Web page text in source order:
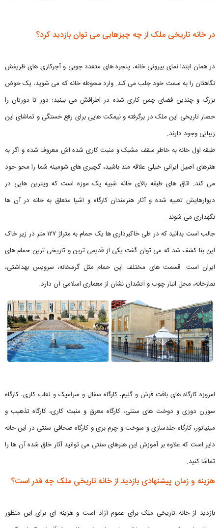
در خانه تاریخی ملک از چه چیزهایی می توان بازدید کرد؟
در همان ابتدا نمای بیرونی خانه، پنجره های متعدد چوبی و آجرکاری های ظریفش
نگاهتان را به سمت خود جلب می کند. وارد محوطه خانه که می شوید، یک حوض
بزرگ و چندین فضای چمن کاری شده در اطرافش می بینید؛ دور تا دورتان را
حصار تاریخی این ملک در برگرفته و نیمکت هایی برای رفع خستگی و تماشای این
زیبایی وجود دارند.
طبقه اول خانه به خاطر سقف مشبک و منبت کاری شده اش معروف شده و اگر به
هنرهای اصیل ایرانی خیلی علاقه مند باشید، گچبری های شومینه شما را محو خود
می کند. اتاق های طبقه بالای خانه شبیه یک موزه است که ویترین هایی در
دیوارهایش تعبیه شده و آثار هنرمندان کارگاه و اشیا متعلق به خانه در آن ها
نگهداری می شوند.
جالب است بدانید که در طی خاکبرداری ها یک حمام به متراژ ۱۲۷ متر در زیر خاک
این بنا کشف شد که می توان گفت یکی از قدیمی ترین و تاریخی ترین حمام های
ایران است. قسمت های مختلف این حمام مثل گرمخانه، سرویس بهداشتی،
نمازخانه، محل انبار چوب و آتشدان نشان از معماری اسلامی آن دارد.
امروزه کارگاه های بافت فرش و گلیم، کارگاه سفال و سرامیک و لعاب کاری، کارگاه
سوزن دوزی و دوخت های سنتی، کارگاه معرق و منبت کاری، کارگاه تذهیب و
مینیاتور، کارگاه جلدسازی و سوخت و چرم بری و کارگاه صحافی سنتی در این خانه
دایر است که علاوه بر آموزش این هنرهای سنتی می توانید آثار خلق شده آن ها را
تماشا کنید.
هزینه و زمان پیشنهادی بازدید از خانه تاریخی ملک چه قدر است؟
بازدید از خانه تاریخی ملک برای عموم آزاد است و هزینه ای برای این منظور